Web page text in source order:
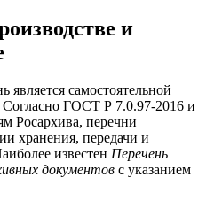
и
является самостоятельной
Согласно ГОСТ Р 7.0.97-2016 и
Росархива, перечни
хранения, передачи и
известен Перечень
документов с указанием